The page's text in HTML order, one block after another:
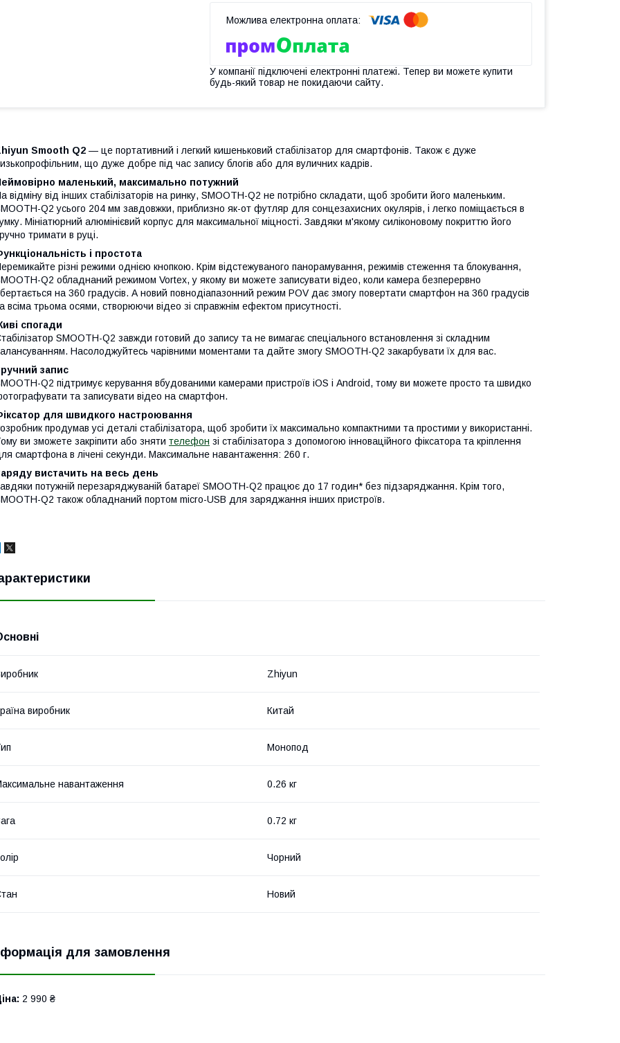
У компанії підключені електронні платежі. Тепер ви можете купити
будь-який товар не покидаючи сайту.
Smooth Q2 — це портативний і легкий кишеньковий стабілізатор для смартфонів. Також є дуже
що дуже добре під час запису блогів або для вуличних кадрів.
маленький, максимально потужний
відміну від інших стабілізаторів на ринку, SMOOTH-Q2 не потрібно складати, щоб зробити його маленьким.
Q2 усього 204 мм завдовжки, приблизно як-от футляр для сонцезахисних окулярів, і легко поміщається в
Мініатюрний алюмінієвий корпус для максимальної міцності. Завдяки м'якому силіконовому покриттю його
тримати в руці.
і простота
різні режими однією кнопкою. Крім відстежуваного панорамування, режимів стеження та блокування,
Q2 обладнаний режимом Vortex, у якому ви можете записувати відео, коли камера безперервно
на 360 градусів. А новий повнодіапазонний режим POV дає змогу повертати смартфон на 360 градусів
всіма трьома осями, створюючи відео зі справжнім ефектом присутності.
спогади
SMOOTH-Q2 завжди готовий до запису та не вимагає спеціального встановлення зі складним
Насолоджуйтесь чарівними моментами та дайте змогу SMOOTH-Q2 закарбувати їх для вас.
запис
Q2 підтримує керування вбудованими камерами пристроїв iOS і Android, тому ви можете просто та швидко
та записувати відео на смартфон.
для швидкого настроювання
продумав усі деталі стабілізатора, щоб зробити їх максимально компактними та простими у використанні.
ви зможете закріпити або зняти телефон зі стабілізатора з допомогою інноваційного фіксатора та кріплення
смартфона в лічені секунди. Максимальне навантаження: 260 г.
вистачить на весь день
потужній перезаряджуваній батареї SMOOTH-Q2 працює до 17 годин* без підзаряджання. Крім того,
Q2 також обладнаний портом micro-USB для заряджання інших пристроїв.
Zhiyun
виробник Китай
Монопод
навантаження 0.26 кг
0.72 кг
Чорний
Новий
для замовлення
2 990 ₴